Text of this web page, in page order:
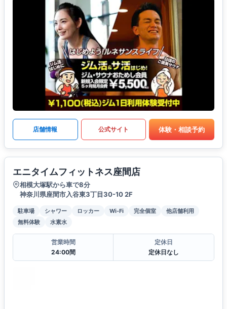
店舗情報 公式サイト 体験・相談予約
エニタイムフィットネス座間店
相模大塚駅から車で8分
神奈川県座間市入谷東3丁目30-10 2F
駐車場 シャワー ロッカー Wi-Fi 完全個室
他店舗利用
無料体験
水素水
営業時間
24:00間
定休日
定休日なし